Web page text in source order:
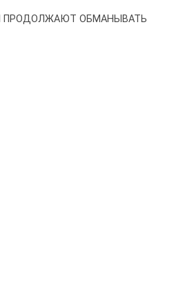
ПРОДОЛЖАЮТ ОБМАНЫВАТЬ